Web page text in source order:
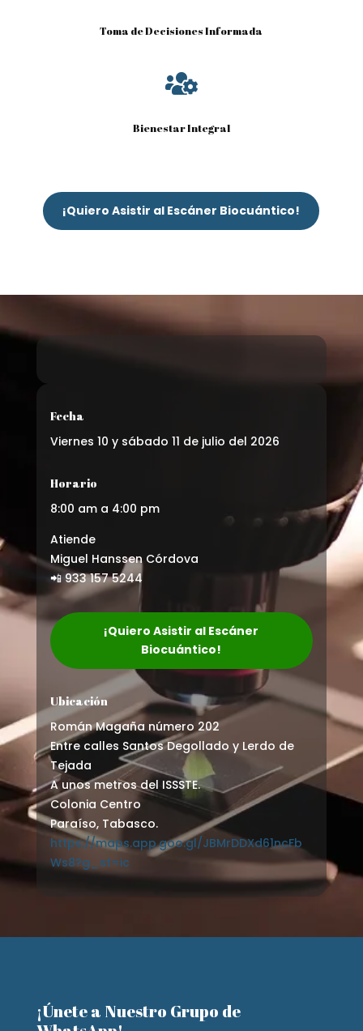
Toma de Decisiones Informada

Bienestar Integral
¡Quiero Asistir al Escáner Biocuántico!
Fecha
Viernes 10 y sábado 11 de julio del 2026
Horario
8:00 am a 4:00 pm
Atiende
Miguel Hanssen Córdova
📲 933 157 5244
¡Quiero Asistir al Escáner
Biocuántico!
Ubicación
Román Magaña número 202
Entre calles Santos Degollado y Lerdo de
Tejada
A unos metros del ISSSTE.
Colonia Centro
Paraíso, Tabasco.
https://maps.app.goo.gl/JBMrDDXd61ncFb
Ws8?g_st=ic
¡Únete a Nuestro Grupo de